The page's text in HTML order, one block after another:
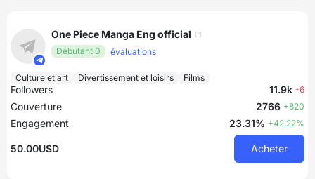
One Piece Manga Eng official
Débutant 0 évaluations
Culture et art Divertissement et loisirs Films
Followers 11.9k -6
Couverture 2766 +820
Engagement 23.31% +42.22%
50.00USD Acheter